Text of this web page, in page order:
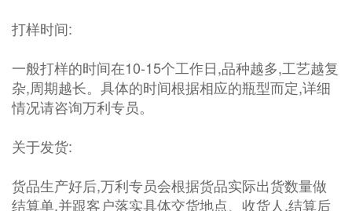
打样时间:
一般打样的时间在10-15个工作日,品种越多,工艺越复
杂,周期越长。具体的时间根据相应的瓶型而定,详细
情况请咨询万利专员。
关于发货:
货品生产好后,万利专员会根据货品实际出货数量做
结算单,并跟客户落实具体交货地点、收货人,结算后